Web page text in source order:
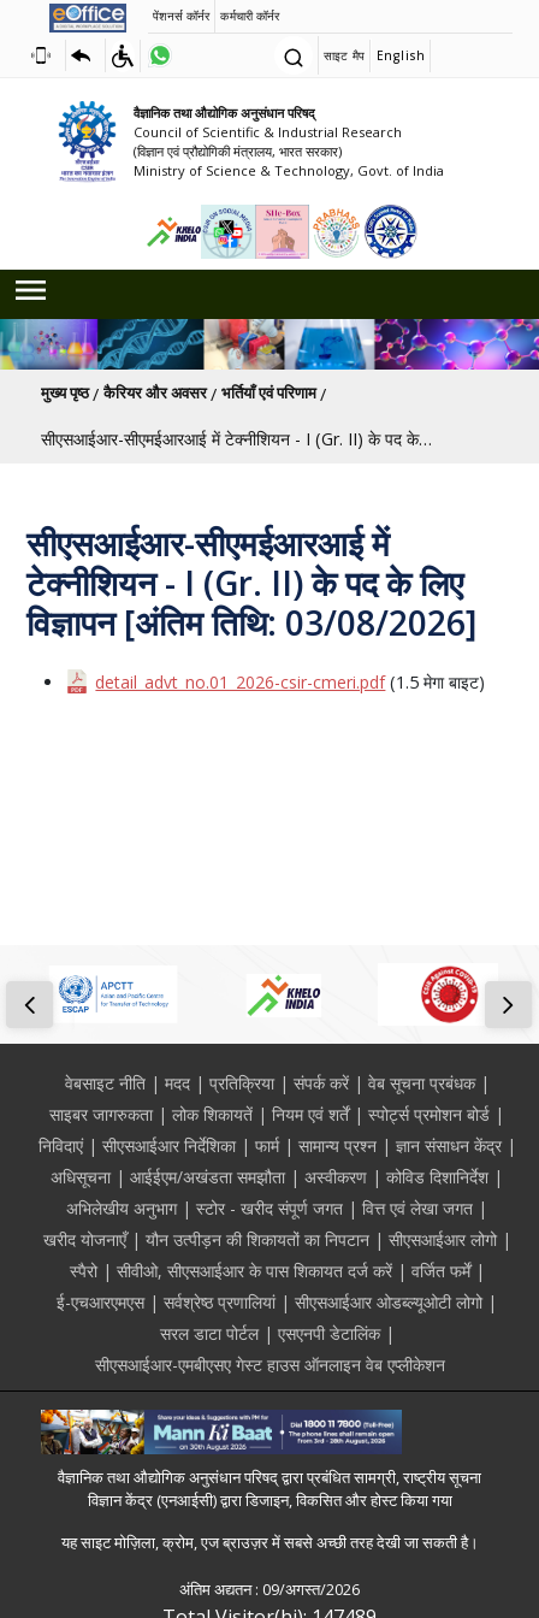
पेंशनर्स कॉर्नर कर्मचारी कॉर्नर
साइट मैप English
वैज्ञानिक तथा औद्योगिक अनुसंधान परिषद्
Council of Scientific & Industrial Research
(विज्ञान एवं प्रौद्योगिकी मंत्रालय, भारत सरकार)
Ministry of Science & Technology, Govt. of India
पग चिन्ह
मुख्य पृष्ठ कैरियर और अवसर भर्तियाँ एवं परिणाम
सीएसआईआर-सीएमईआरआई में टेक्नीशियन - I (Gr. II) के पद के लिए विज्ञापन [अंतिम तिथि: 03/08/2026]
सीएसआईआर-सीएमईआरआई में
टेक्नीशियन - I (Gr. II) के पद के लिए
विज्ञापन [अंतिम तिथि: 03/08/2026]
detail_advt_no.01_2026-csir-cmeri.pdf (1.5 मेगा बाइट)
Footerवेबसाइट नीति मदद प्रतिक्रिया संपर्क करें
वेब सूचना प्रबंधक
साइबर जागरुकता
लोक शिकायतें नियम एवं शर्तें
स्पोर्ट्स प्रमोशन बोर्ड
निविदाएं
सीएसआईआर निर्देशिका फार्म सामान्य प्रश्न
ज्ञान संसाधन केंद्र
अधिसूचना
आईईएम/अखंडता समझौता अस्वीकरण
कोविड दिशानिर्देश
अभिलेखीय अनुभाग
स्टोर - खरीद संपूर्ण जगत
वित्त एवं लेखा जगत
खरीद योजनाएँ
यौन उत्पीड़न की शिकायतों का निपटान
सीएसआईआर लोगो
स्पैरो
सीवीओ, सीएसआईआर के पास शिकायत दर्ज करें
वर्जित फर्में
ई-एचआरएमएस
सर्वश्रेष्ठ प्रणालियां
सीएसआईआर ओडब्ल्यूओटी लोगो
सरल डाटा पोर्टल
एसएनपी डेटालिंक
सीएसआईआर-एमबीएसए गेस्ट हाउस ऑनलाइन वेब एप्लीकेशन
वैज्ञानिक तथा औद्योगिक अनुसंधान परिषद् द्वारा प्रबंधित सामग्री, राष्ट्रीय सूचना
विज्ञान केंद्र (एनआईसी) द्वारा डिजाइन, विकसित और होस्ट किया गया
यह साइट मोज़िला, क्रोम, एज ब्राउज़र में सबसे अच्छी तरह देखी जा सकती है।
अंतिम अद्यतन : 09/अगस्त/2026